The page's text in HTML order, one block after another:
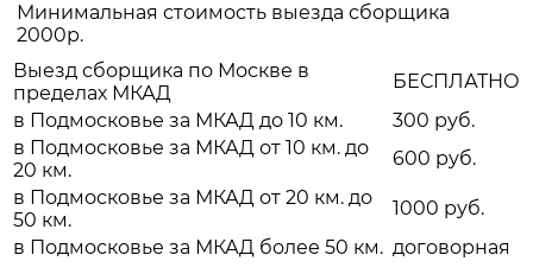
Минимальная стоимость выезда сборщика
2000р.
Выезд сборщика по Москве в
пределах МКАД
БЕСПЛАТНО
в Подмосковье за МКАД до 10 км.
300 руб.
в Подмосковье за МКАД от 10 км. до
20 км.
600 руб.
в Подмосковье за МКАД от 20 км. до
50 км.
1000 руб.
в Подмосковье за МКАД более 50 км. договорная